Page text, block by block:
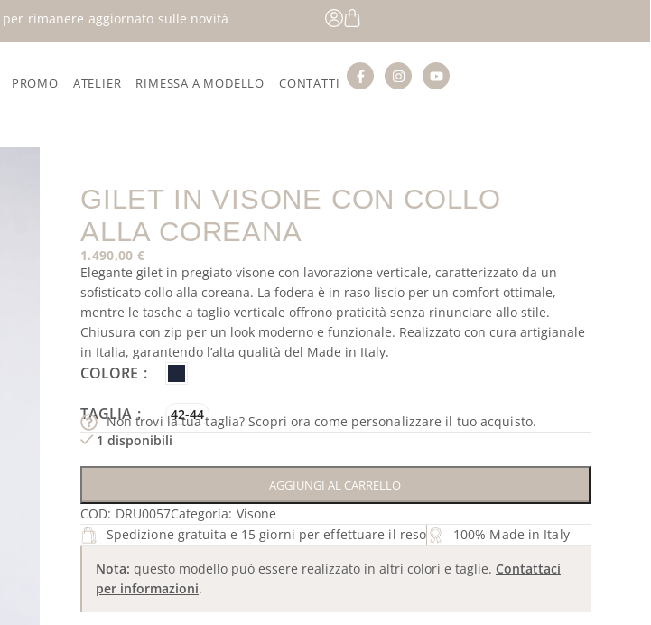
per rimanere aggiornato sulle novità
PROMO ATELIER RIMESSA A MODELLO CONTATTI
GILET IN VISONE CON COLLO
ALLA COREANA
1.490,00 €
Elegante gilet in pregiato visone con lavorazione verticale, caratterizzato da un
sofisticato collo alla coreana. La fodera è in raso liscio per un comfort ottimale,
mentre le tasche a taglio verticale offrono praticità senza rinunciare allo stile.
Chiusura con zip per un look moderno e funzionale. Realizzato con cura artigianale
in Italia, garantendo l’alta qualità del Made in Italy.
COLORE
TAGLIA 42-44
Non trovi la tua taglia? Scopri ora come personalizzare il tuo acquisto.
1 disponibili
AGGIUNGI AL CARRELLO
COD: DRU0057Categoria: Visone
Spedizione gratuita e 15 giorni per effettuare il reso
100% Made in Italy
Nota: questo modello può essere realizzato in altri colori e taglie. Contattaci
per informazioni.